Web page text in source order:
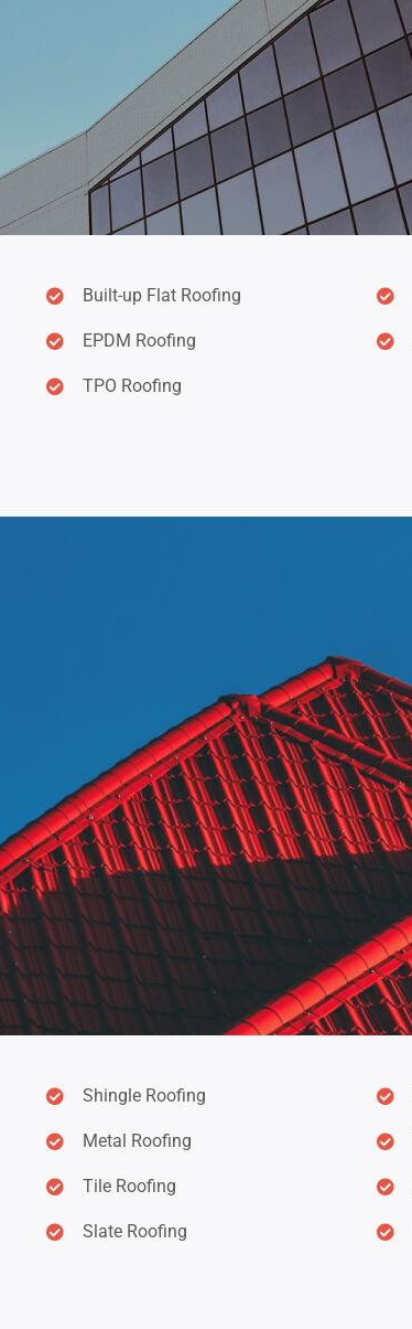
Built-up Flat Roofing
EPDM Roofing
TPO Roofing
Shingle Roofing
Metal Roofing
Tile Roofing
Slate Roofing